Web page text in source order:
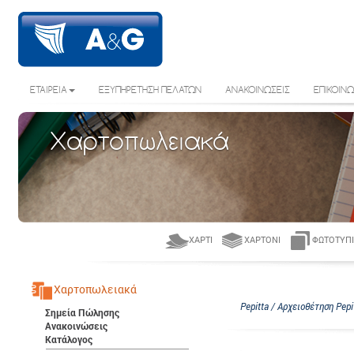
ΕΤΑΙΡΕΙΑ ΕΞΥΠΗΡΕΤΗΣΗ ΠΕΛΑΤΩΝ ΑΝΑΚΟΙΝΩΣΕΙΣ
Χαρτοπωλειακά
ΧΑΡΤΊ ΧΑΡΤΌΝΙ
Χαρτοπωλειακά
Σημεία Πώλησης
Ανακοινώσεις
Κατάλογος
Pepitta / Αρχειοθέτηση